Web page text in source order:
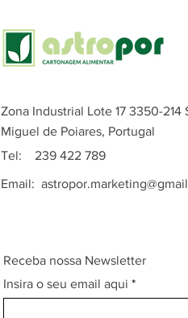
Zona Industrial Lote 17 3350-214
Miguel de Poiares, Portugal
Tel: 239 422 789
Email:
Receba nossa Newsletter
Insira o seu email aqui